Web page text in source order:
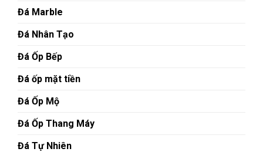
Đá Marble
Đá Nhân Tạo
Đá Ốp Bếp
Đá ốp mặt tiền
Đá Ốp Mộ
Đá Ốp Thang Máy
Đá Tự Nhiên